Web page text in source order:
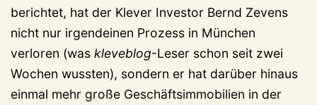
berichtet, hat der Klever Investor Bernd Zevens
nicht nur irgendeinen Prozess in München
verloren (was kleveblog-Leser schon seit zwei
Wochen wussten), sondern er hat darüber hinaus
einmal mehr große Geschäftsimmobilien in der